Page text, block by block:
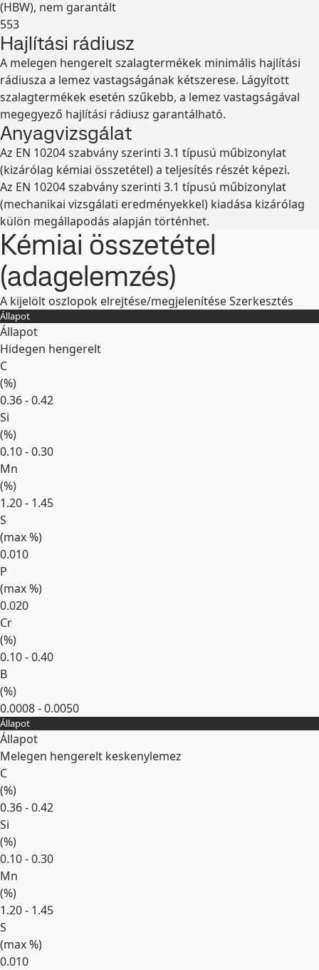
(HBW), nem garantált
553
Kibontás
Hajlítási rádiusz
A melegen hengerelt szalagtermékek minimális hajlítási
rádiusza a lemez vastagságának kétszerese. Lágyított
szalagtermékek esetén szűkebb, a lemez vastagságával
megegyező hajlítási rádiusz garantálható.
Anyagvizsgálat
Az EN 10204 szabvány szerinti 3.1 típusú műbizonylat
(kizárólag kémiai összetétel) a teljesítés részét képezi.
Az EN 10204 szabvány szerinti 3.1 típusú műbizonylat
(mechanikai vizsgálati eredményekkel) kiadása kizárólag
külön megállapodás alapján történhet.
Kémiai összetétel
(adagelemzés)
A kijelölt oszlopok elrejtése/megjelenítéseSzerkesztés
Állapot
Állapot
Hidegen hengerelt
C
(%)
0.36 - 0.42
Si
(%)
0.10 - 0.30
Mn
(%)
1.20 - 1.45
S
(max%)
0.010
P
(max%)
0.020
Cr
(%)
0.10 - 0.40
B
(%)
0.0008 - 0.0050
Kibontás
Állapot
Állapot
Melegen hengerelt keskenylemez
C
(%)
0.36 - 0.42
Si
(%)
0.10 - 0.30
Mn
(%)
1.20 - 1.45
S
(max%)
0.010